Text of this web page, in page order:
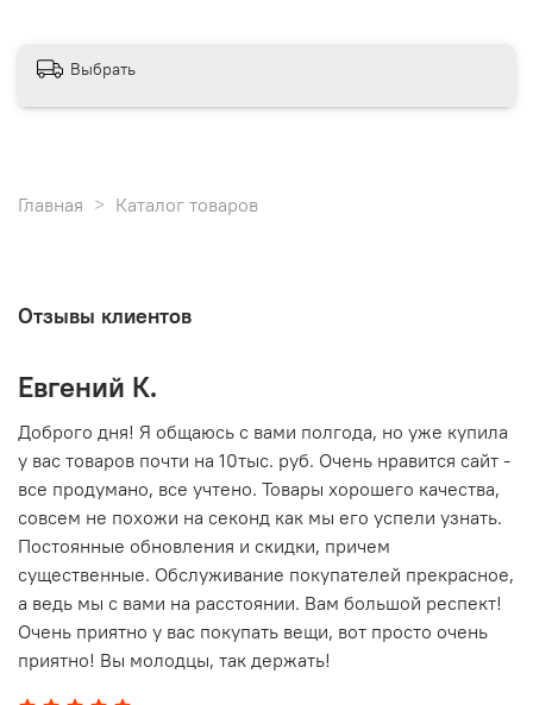
Выбрать
Главная Каталог товаров
Отзывы клиентов
Евгений К.
Доброго дня! Я общаюсь с вами полгода, но уже купила
у вас товаров почти на 10тыс. руб. Очень нравится сайт -
все продумано, все учтено. Товары хорошего качества,
совсем не похожи на секонд как мы его успели узнать.
Постоянные обновления и скидки, причем
существенные. Обслуживание покупателей прекрасное,
а ведь мы с вами на расстоянии. Вам большой респект!
Очень приятно у вас покупать вещи, вот просто очень
приятно! Вы молодцы, так держать!